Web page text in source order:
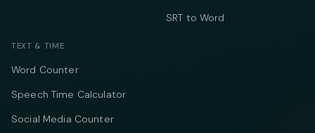
SRT to Word
TEXT & TIME
Word Counter
Speech Time Calculator
Social Media Counter